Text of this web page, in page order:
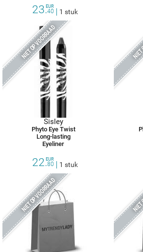
23.40
EUR
1 stuk
NIET OP VOORRAAD
Sisley
Phyto Eye Twist
Long-lasting
Eyeliner
22.80
EUR
1 stuk
NIET OP VOORRAAD